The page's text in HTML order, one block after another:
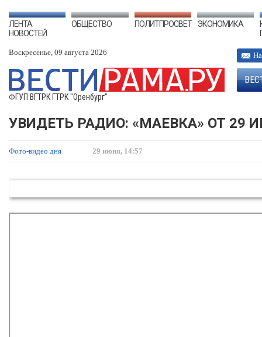
ЛЕНТА
НОВОСТЕЙ
ОБЩЕСТВО ПОЛИТПРОСВЕТ ЭКОНОМИКА
Воскресенье, 09 августа 2026
ФГУП ВГТРК ГТРК "Оренбург"
УВИДЕТЬ РАДИО: «МАЕВКА» ОТ 29
Фото-видео дня 29 июня, 14:57